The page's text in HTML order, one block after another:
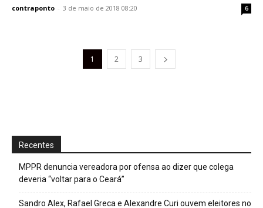
contraponto - 3 de maio de 2018 08:20 6
1 2 3
Recentes
MPPR denuncia vereadora por ofensa ao dizer que colega
deveria “voltar para o Ceará”
Sandro Alex, Rafael Greca e Alexandre Curi ouvem eleitores no